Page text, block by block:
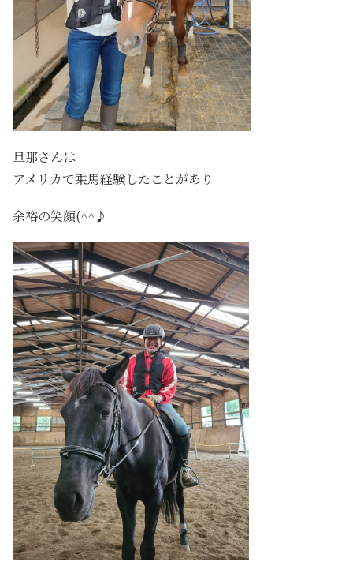
旦那さんは
アメリカで乗馬経験したことがあり
余裕の笑顔(^^♪